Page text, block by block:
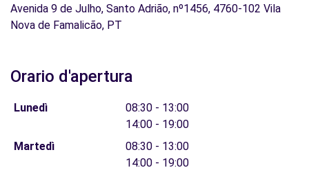
Avenida 9 de Julho, Santo Adrião, nº1456, 4760-102 Vila
Nova de Famalicão, PT
Orario d'apertura
Lunedì
08:30 - 13:00
14:00 - 19:00
Martedì
08:30 - 13:00
14:00 - 19:00